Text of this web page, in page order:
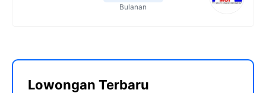
Bulanan
Lowongan Terbaru